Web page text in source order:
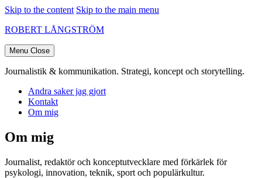
Skip to the content Skip to the main menu
ROBERT LÅNGSTRÖM
Menu Close
Journalistik & kommunikation. Strategi, koncept och storytelling.
Andra saker jag gjort
Kontakt
Om mig
Om mig
Journalist, redaktör och konceptutvecklare med förkärlek för
psykologi, innovation, teknik, sport och populärkultur.